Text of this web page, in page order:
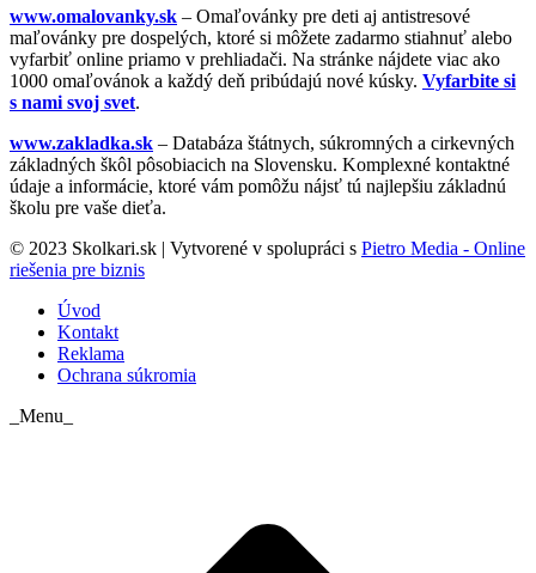
www.omalovanky.sk – Omaľovánky pre deti aj antistresové
maľovánky pre dospelých, ktoré si môžete zadarmo stiahnuť alebo
vyfarbiť online priamo v prehliadači. Na stránke nájdete viac ako
1000 omaľovánok a každý deň pribúdajú nové kúsky. Vyfarbite si
s nami svoj svet.
www.zakladka.sk – Databáza štátnych, súkromných a cirkevných
základných škôl pôsobiacich na Slovensku. Komplexné kontaktné
údaje a informácie, ktoré vám pomôžu nájsť tú najlepšiu základnú
školu pre vaše dieťa.
© 2023 Skolkari.sk | Vytvorené v spolupráci s Pietro Media - Online
riešenia pre biznis
Úvod
Kontakt
Reklama
Ochrana súkromia
_Menu_